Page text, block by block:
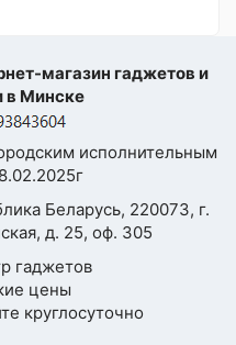
магазин гаджетов и
в Минске
исполнительным
Беларусь, 220073, г.
д. 25, оф. 305
гаджетов
цены
круглосуточно